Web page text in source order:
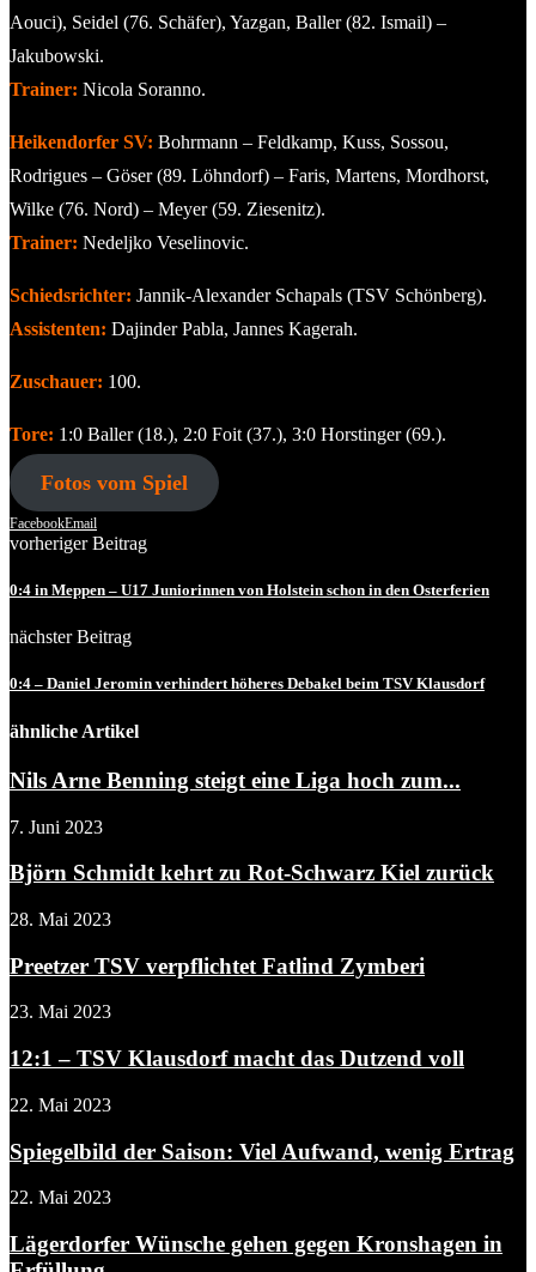
Aouci), Seidel (76. Schäfer), Yazgan, Baller (82. Ismail) –
Jakubowski.
Trainer: Nicola Soranno.
Heikendorfer SV: Bohrmann – Feldkamp, Kuss, Sossou,
Rodrigues – Göser (89. Löhndorf) – Faris, Martens, Mordhorst,
Wilke (76. Nord) – Meyer (59. Ziesenitz).
Trainer: Nedeljko Veselinovic.
Schiedsrichter: Jannik-Alexander Schapals (TSV Schönberg).
Assistenten: Dajinder Pabla, Jannes Kagerah.
Zuschauer: 100.
Tore: 1:0 Baller (18.), 2:0 Foit (37.), 3:0 Horstinger (69.).
Fotos vom Spiel
FacebookEmail
vorheriger Beitrag
0:4 in Meppen – U17 Juniorinnen von Holstein schon in den Osterferien
nächster Beitrag
0:4 – Daniel Jeromin verhindert höheres Debakel beim TSV Klausdorf
ähnliche Artikel
Nils Arne Benning steigt eine Liga hoch zum...
7. Juni 2023
Björn Schmidt kehrt zu Rot-Schwarz Kiel zurück
28. Mai 2023
Preetzer TSV verpflichtet Fatlind Zymberi
23. Mai 2023
12:1 – TSV Klausdorf macht das Dutzend voll
22. Mai 2023
Spiegelbild der Saison: Viel Aufwand, wenig Ertrag
22. Mai 2023
Lägerdorfer Wünsche gehen gegen Kronshagen in